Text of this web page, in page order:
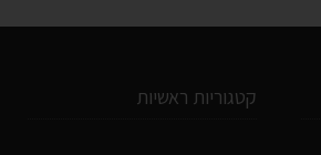
קטגוריות ראשיות